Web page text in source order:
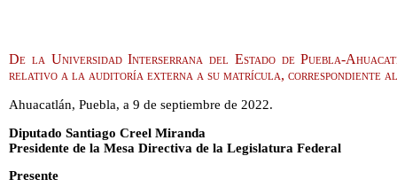
De la Universidad Interserrana del Estado de Puebla-
relativo a la auditoría externa a su matrícula, correspondiente al
Ahuacatlán, Puebla, a 9 de septiembre de 2022.
Diputado Santiago Creel Miranda
Presidente de la Mesa Directiva de la Legislatura Federal
Presente